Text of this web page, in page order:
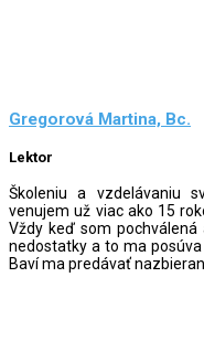
Gregorová Martina, Bc.
Lektor
Školeniu a vzdelávaniu
venujem už viac ako 15
Vždy keď som
nedostatky a to ma
Baví ma predávať